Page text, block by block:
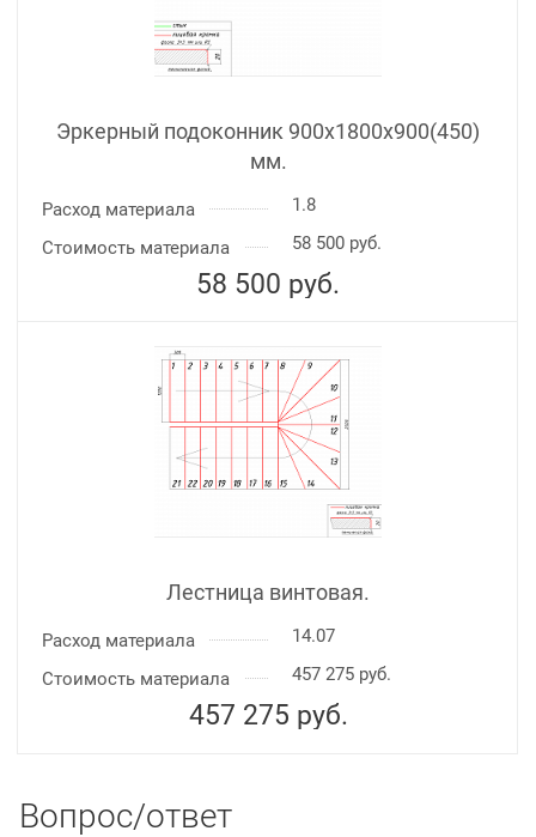
Эркерный подоконник 900х1800х900(450)
мм.
Расход материала
1.8
Стоимость материала
58 500 руб.
58 500 руб.
Лестница винтовая.
Расход материала
14.07
Стоимость материала
457 275 руб.
457 275 руб.
Вопрос/ответ